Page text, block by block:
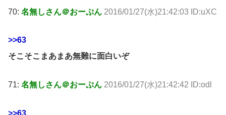
70: 名無しさん＠おーぷん 2016/01/27(水)21:42:03 ID:uXC
>>63
そこそこまあまあ無難に面白いぞ
71: 名無しさん＠おーぷん 2016/01/27(水)21:42:42 ID:odl
>>63